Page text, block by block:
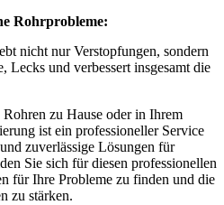
Rohrprobleme:
nicht nur Verstopfungen, sondern
Lecks und verbessert insgesamt die
zu Hause oder in Ihrem
ist ein professioneller Service
zuverlässige Lösungen für
Sie sich für diesen professionellen
für Ihre Probleme zu finden und die
zu stärken.